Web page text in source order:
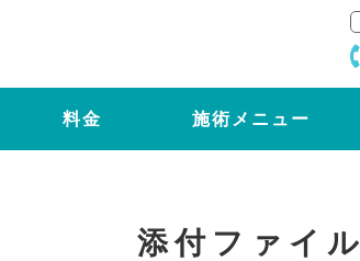
料金 施術メニュー
添付ファイル